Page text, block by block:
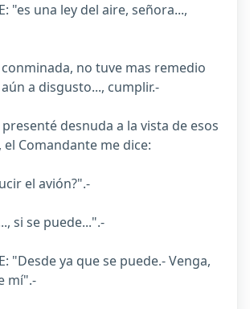
"es una ley del aire, señora...,
no tuve mas remedio
a disgusto..., cumplir.-
desnuda a la vista de esos
Comandante me dice:
el avión?".-
si se puede...".-
"Desde ya que se puede.- Venga,
mí".-